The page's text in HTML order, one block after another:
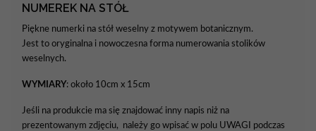
NUMEREK NA STÓŁ
Piękne numerki na stół weselny z motywem botanicznym.
Jest to oryginalna i nowoczesna forma numerowania stolików
weselnych.
WYMIARY: około 10cm x 15cm
Jeśli na produkcie ma się znajdować inny napis niż na
prezentowanym zdjęciu, należy go wpisać w polu UWAGI podczas